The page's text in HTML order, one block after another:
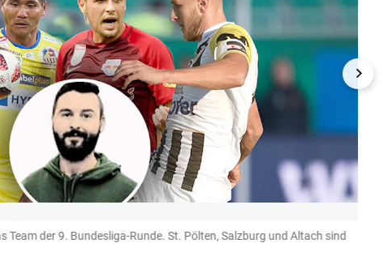
Team der 9. Bundesliga-Runde. St. Pölten, Salzburg und Altach sind